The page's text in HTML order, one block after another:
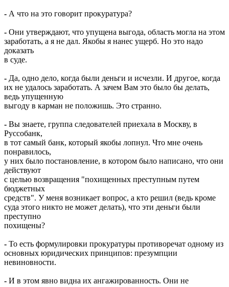
- А что на это говорит прокуратура?
- Они утверждают, что упущена выгода, область могла на этом
заработать, а я не дал. Якобы я нанес ущерб. Но это надо
доказать
в суде.
- Да, одно дело, когда были деньги и исчезли. И другое, когда
их не удалось заработать. А зачем Вам это было бы делать,
ведь упущенную
выгоду в карман не положишь. Это странно.
- Вы знаете, группа следователей приехала в Москву, в
Руссобанк,
в тот самый банк, который якобы лопнул. Что мне очень
понравилось,
у них было постановление, в котором было написано, что они
действуют
с целью возвращения "похищенных преступным путем
бюджетных
средств". У меня возникает вопрос, а кто решил (ведь кроме
суда этого никто не может делать), что эти деньги были
преступно
похищены?
- То есть формулировки прокуратуры противоречат одному из
основных юридических принципов: презумпции
невиновности.
- И в этом явно видна их ангажированность. Они не